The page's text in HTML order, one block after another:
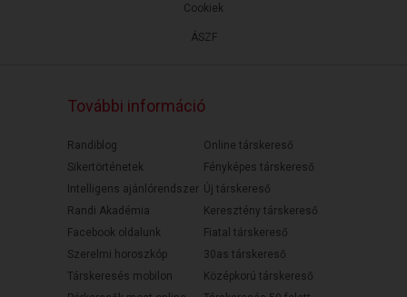
ÁSZF
Cookiek
További információ
Randiblog
Sikertörténetek
Intelligens ajánlórendszer
Randi Akadémia
Facebook oldalunk
Szerelmi horoszkóp
Társkeresés mobilon
Online társkereső
Fényképes társkereső
Új társkereső
Keresztény társkereső
Fiatal társkereső
30as társkereső
Középkorú társkereső